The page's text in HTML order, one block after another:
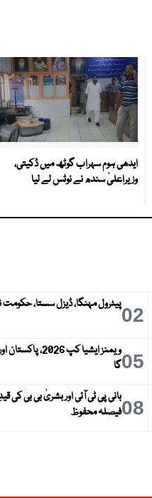
ایدھی ہوم سہراب گوٹھ میں ڈکیتی،
وزیراعلیٰ سندھ نے نوٹس لے لیا
02پیٹرول مہنگا، ڈیزل سستا، حکومت
05
ویمنز ایشیا کپ
گا
08بانی پی ٹی آئی اور بشریٰ بی بی کی
فیصلہ محفوظ